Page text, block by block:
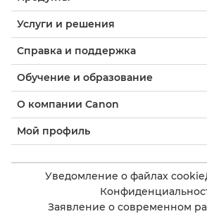
Услуги и решения
Справка и поддержка
Обучение и образование
О компании Canon
Мой профиль
Уведомление о файлах cookie
Заявление о современном